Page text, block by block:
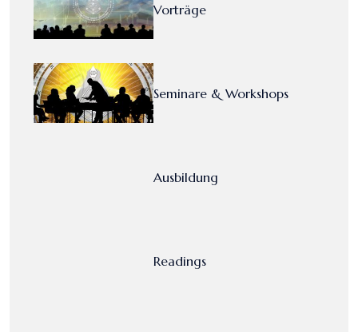
Vorträge
Seminare & Workshops
Ausbildung
Readings